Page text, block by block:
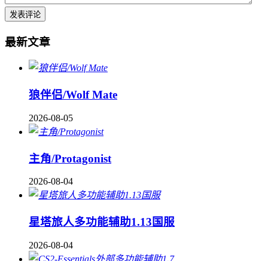
最新文章
狼伴侣/Wolf Mate
2026-08-05
主角/Protagonist
2026-08-04
星塔旅人多功能辅助1.13国服
2026-08-04